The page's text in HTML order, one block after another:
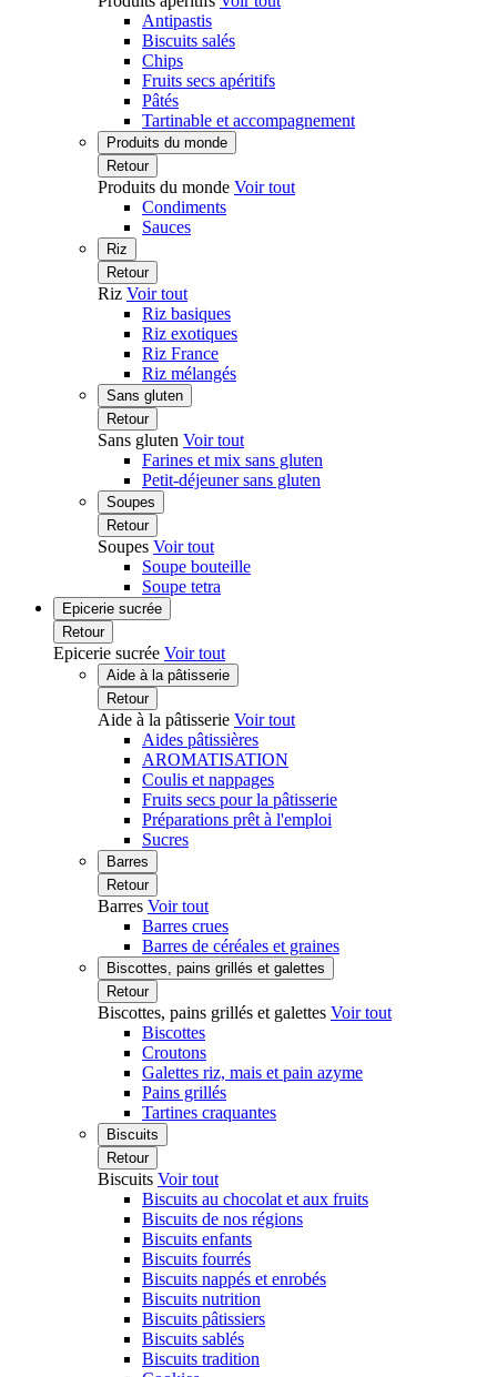
Antipastis
Biscuits salés
Chips
Fruits secs apéritifs
Pâtés
Tartinable et accompagnement
Produits du monde
Retour
Produits du monde Voir tout
Condiments
Sauces
Riz
Retour
Riz Voir tout
Riz basiques
Riz exotiques
Riz France
Riz mélangés
Sans gluten
Retour
Sans gluten Voir tout
Farines et mix sans gluten
Petit-déjeuner sans gluten
Soupes
Retour
Soupes Voir tout
Soupe bouteille
Soupe tetra
Epicerie sucrée
Retour
Epicerie sucrée Voir tout
Aide à la pâtisserie
Retour
Aide à la pâtisserie Voir tout
Aides pâtissières
AROMATISATION
Coulis et nappages
Fruits secs pour la pâtisserie
Préparations prêt à l'emploi
Sucres
Barres
Retour
Barres Voir tout
Barres crues
Barres de céréales et graines
Biscottes, pains grillés et galettes
Retour
Biscottes, pains grillés et galettes Voir tout
Biscottes
Croutons
Galettes riz, mais et pain azyme
Pains grillés
Tartines craquantes
Biscuits
Retour
Biscuits Voir tout
Biscuits au chocolat et aux fruits
Biscuits de nos régions
Biscuits enfants
Biscuits fourrés
Biscuits nappés et enrobés
Biscuits nutrition
Biscuits pâtissiers
Biscuits sablés
Biscuits tradition